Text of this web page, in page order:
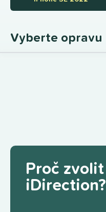
Vyberte opravu
Proč zvolit
iDirection?